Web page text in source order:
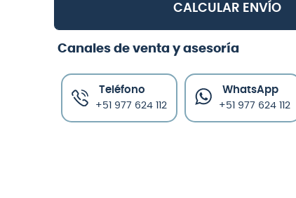
CALCULAR ENVÍO
Canales de venta y asesoría
Teléfono
+51 977 624 112
WhatsApp
+51 977 624 112